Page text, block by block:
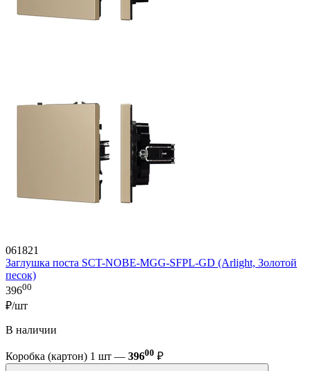
061821
Заглушка поста SCT-NOBE-MGG-SFPL-GD (Arlight, Золотой
песок)
39600
₽/шт
В наличии
Коробка (картон) 1 шт — 39600 ₽